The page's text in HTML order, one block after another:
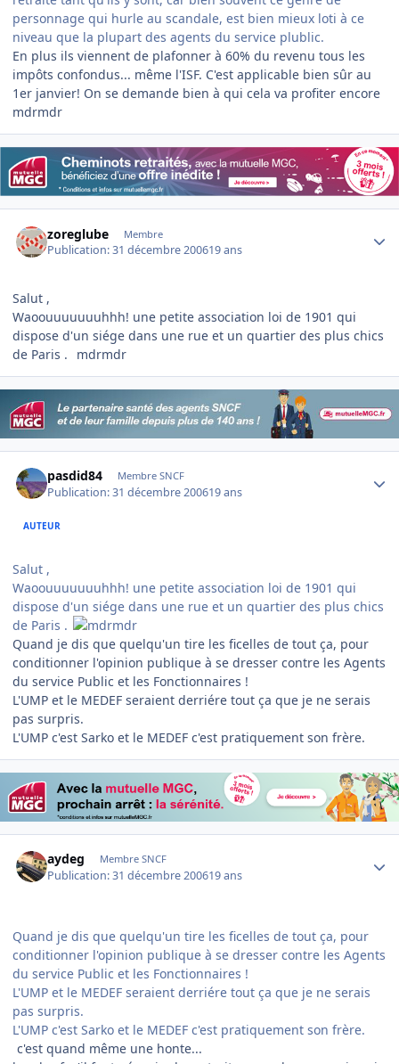
personnage qui hurle au scandale, est bien mieux loti à ce
niveau que la plupart des agents du service plublic.
En plus ils viennent de plafonner à 60% du revenu tous les
impôts confondus... même l'ISF. C'est applicable bien sûr au
1er janvier! On se demande bien à qui cela va profiter encore
mdrmdr
zoreglube Membre
Publication:31 décembre 200619 ans
Salut ,
Waoouuuuuuuhhh! une petite association loi de 1901 qui
dispose d'un siége dans une rue et un quartier des plus chics
de Paris .
mdrmdr
pasdid84 Membre SNCF
Publication:31 décembre 200619 ans
AUTEUR
Salut ,
Waoouuuuuuuhhh! une petite association loi de 1901 qui
dispose d'un siége dans une rue et un quartier des plus chics
de Paris .
Quand je dis que quelqu'un tire les ficelles de tout ça, pour
conditionner l'opinion publique à se dresser contre les Agents
du service Public et les Fonctionnaires !
L'UMP et le MEDEF seraient derriére tout ça que je ne serais
pas surpris.
L'UMP c'est Sarko et le MEDEF c'est pratiquement son frère.
aydeg Membre SNCF
Publication:31 décembre 200619 ans
Quand je dis que quelqu'un tire les ficelles de tout ça, pour
conditionner l'opinion publique à se dresser contre les Agents
du service Public et les Fonctionnaires !
L'UMP et le MEDEF seraient derriére tout ça que je ne serais
pas surpris.
L'UMP c'est Sarko et le MEDEF c'est pratiquement son frère.
c'est quand même une honte...